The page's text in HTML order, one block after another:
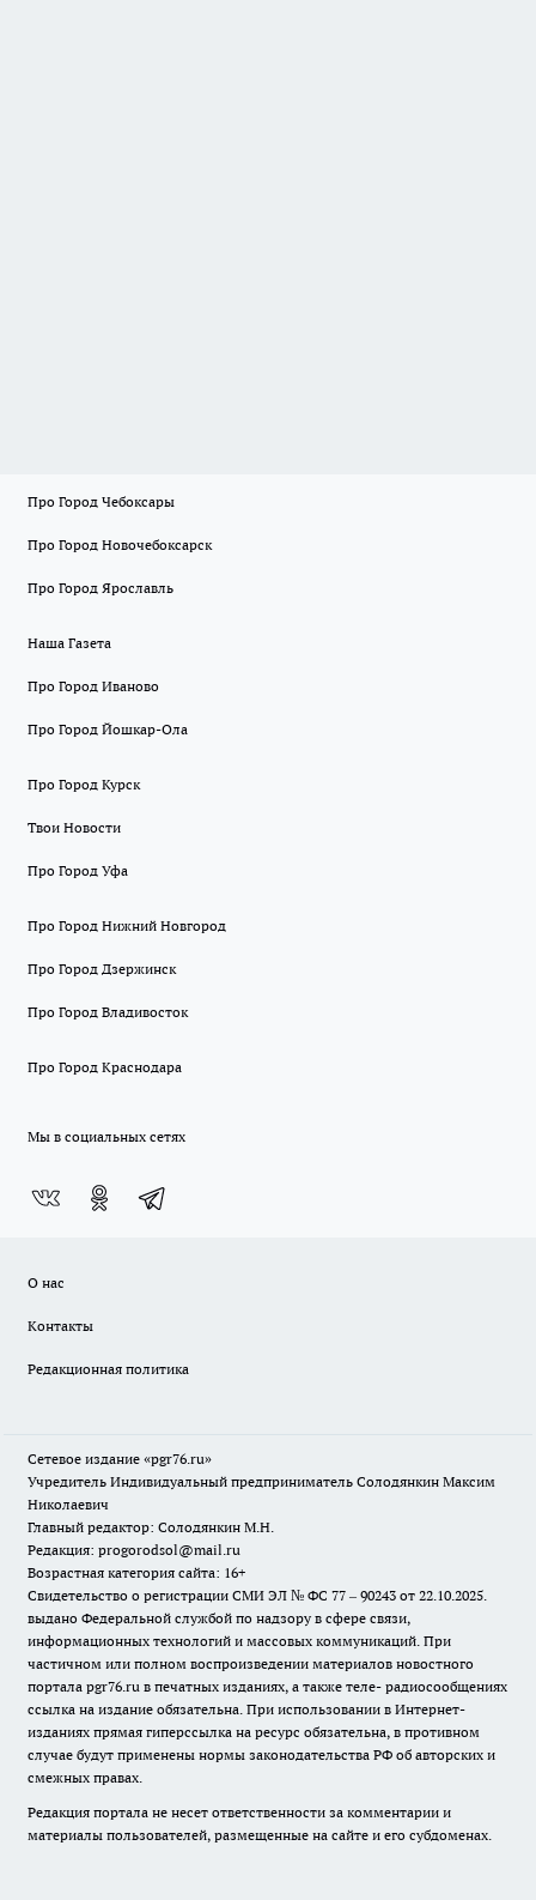
Про Город Чебоксары
Про Город Новочебоксарск
Про Город Ярославль
Наша Газета
Про Город Иваново
Про Город Йошкар-Ола
Про Город Курск
Твои Новости
Про Город Уфа
Про Город Нижний Новгород
Про Город Дзержинск
Про Город Владивосток
Про Город Краснодара
Мы в социальных сетях
О нас
Контакты
Редакционная политика
Сетевое издание «pgr76.ru»
Учредитель Индивидуальный предприниматель Солодянкин Максим
Николаевич
Главный редактор: Солодянкин М.Н.
Редакция: progorodsol@mail.ru
Возрастная категория сайта: 16+
Свидетельство о регистрации СМИ ЭЛ № ФС 77 – 90243 от 22.10.2025.
выдано Федеральной службой по надзору в сфере связи,
информационных технологий и массовых коммуникаций. При
частичном или полном воспроизведении материалов новостного
портала pgr76.ru в печатных изданиях, а также теле- радиосообщениях
ссылка на издание обязательна. При использовании в Интернет-
изданиях прямая гиперссылка на ресурс обязательна, в противном
случае будут применены нормы законодательства РФ об авторских и
смежных правах.
Редакция портала не несет ответственности за комментарии и
материалы пользователей, размещенные на сайте и его субдоменах.